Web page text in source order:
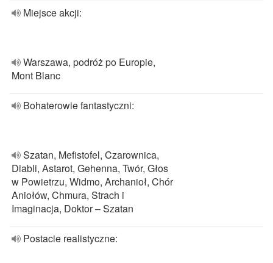
Miejsce akcji:
Warszawa, podróż po Europie,
Mont Blanc
Bohaterowie fantastyczni:
Szatan, Mefistofel, Czarownica,
Diabli, Astarot, Gehenna, Twór, Głos
w Powietrzu, Widmo, Archanioł, Chór
Aniołów, Chmura, Strach i
Imaginacja, Doktor – Szatan
Postacie realistyczne: